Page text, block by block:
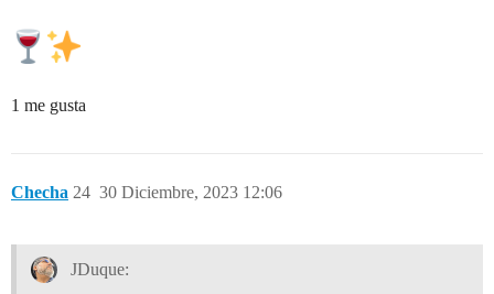
1 me gusta
Checha 30 Diciembre, 2023 12:06
24
JDuque: